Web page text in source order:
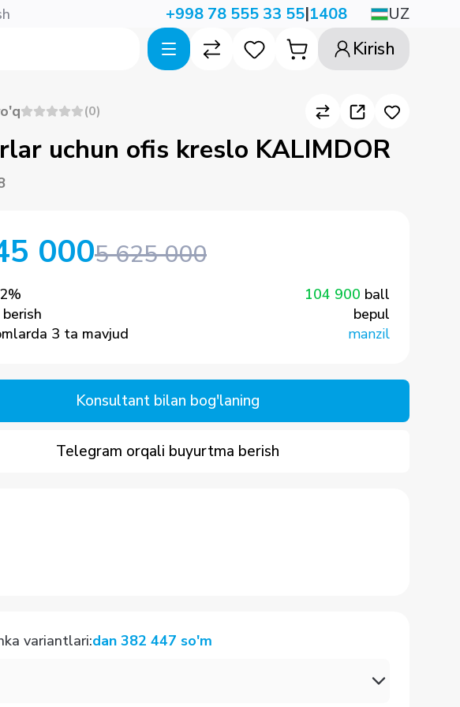
+998 78 555 33 55|1408 UZ
Kirish
(0)
uchun ofis kreslo KALIMDOR
0005 625 000
2% 104 900 ball
bepul
3 ta mavjud
manzil
Konsultant bilan bog'laning
Telegram orqali buyurtma berish
variantlari:dan 382 447 so'm